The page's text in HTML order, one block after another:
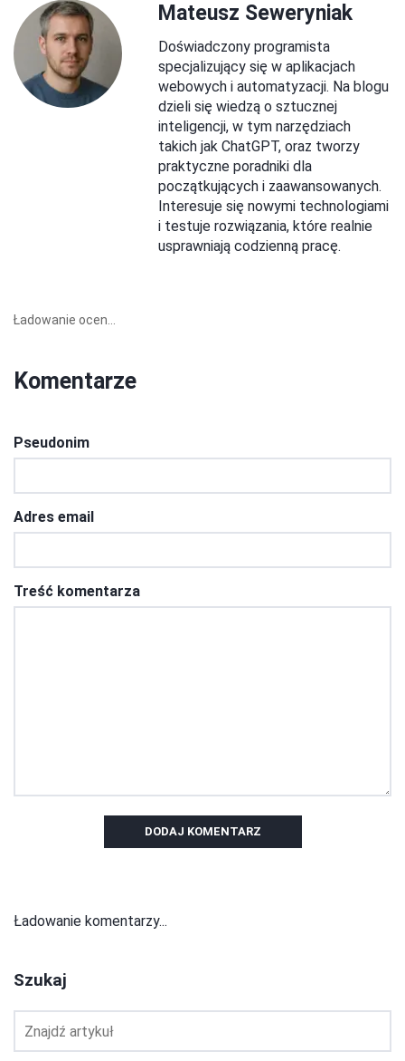
Mateusz Seweryniak
Doświadczony programista
specjalizujący się w aplikacjach
webowych i automatyzacji. Na blogu
dzieli się wiedzą o sztucznej
inteligencji, w tym narzędziach
takich jak ChatGPT, oraz tworzy
praktyczne poradniki dla
początkujących i zaawansowanych.
Interesuje się nowymi technologiami
i testuje rozwiązania, które realnie
usprawniają codzienną pracę.
Ładowanie ocen...
Komentarze
Pseudonim
Adres email
Treść komentarza
DODAJ KOMENTARZ
Ładowanie komentarzy...
Szukaj